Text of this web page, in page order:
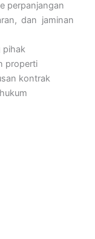
perpanjangan
dan jaminan
pihak
properti
kontrak